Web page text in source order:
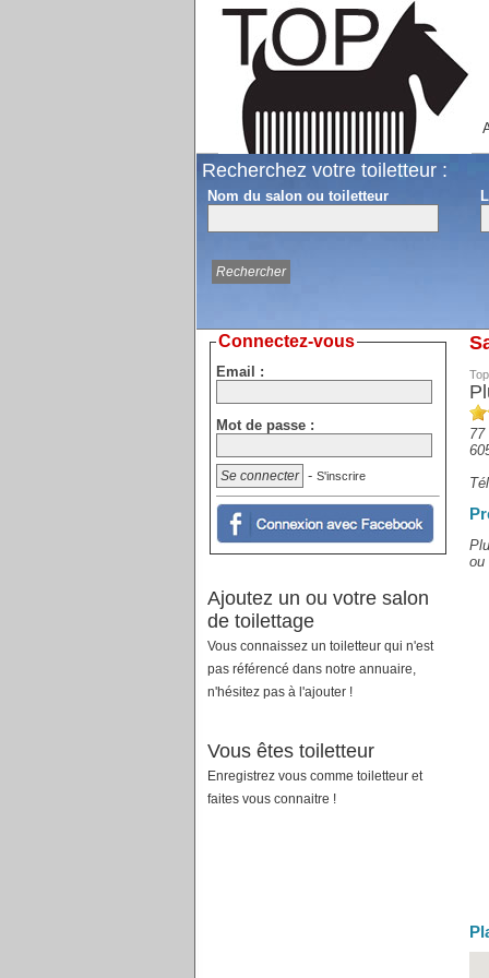
Recherchez votre toiletteur :
Nom du salon ou toiletteur
77
ou
Connectez-vous
Email :
Mot de passe :
- S'inscrire
Ajoutez un ou votre salon
de toilettage
Vous connaissez un toiletteur qui n'est
pas référencé dans notre annuaire,
n'hésitez pas à l'ajouter !
Vous êtes toiletteur
Enregistrez vous comme toiletteur et
faites vous connaitre !